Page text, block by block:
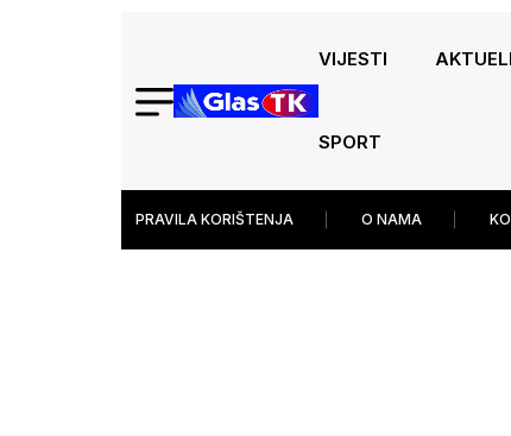
VIJESTI
SPORT
PRAVILA KORIŠTENJA O NAMA